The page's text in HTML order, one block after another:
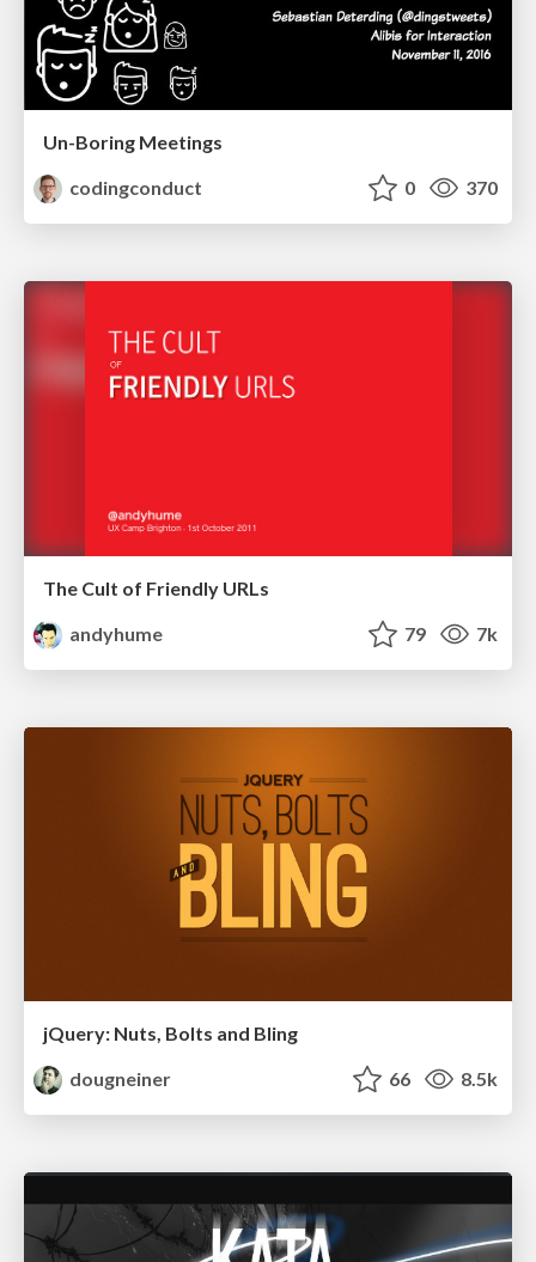
Un-Boring Meetings
codingconduct
0 370
The Cult of Friendly URLs
andyhume
79 7k
jQuery: Nuts, Bolts and Bling
dougneiner
66 8.5k